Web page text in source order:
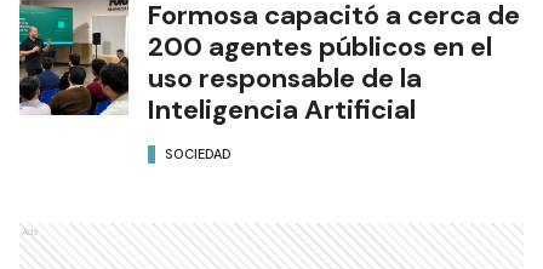
Formosa capacitó a cerca de
200 agentes públicos en el
uso responsable de la
Inteligencia Artificial
SOCIEDAD
Ads